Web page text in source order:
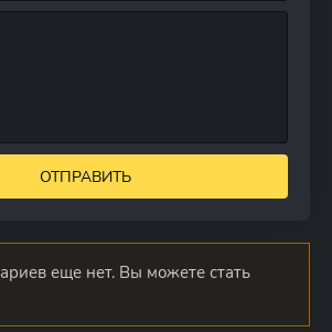
ОТПРАВИТЬ
еще нет. Вы можете стать